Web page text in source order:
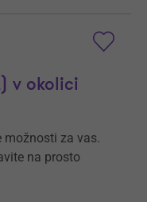
v okolici
možnosti za vas.
na prosto